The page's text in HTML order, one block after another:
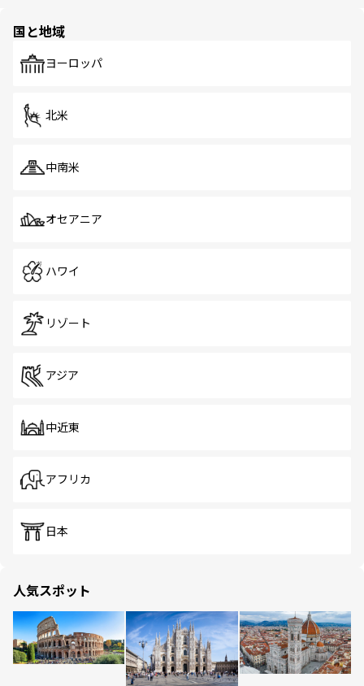
で、ホーカーズは地元の風情を楽しめる外せないスポット
国と地域
ヨーロッパ
北米
中南米
オセアニア
ハワイ
リゾート
アジア
中近東
アフリカ
日本
人気スポット